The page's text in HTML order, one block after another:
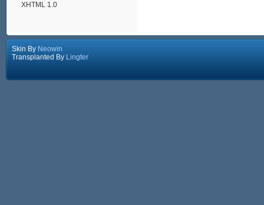
XHTML 1.0
Skin By Neowin
Transplanted By Lingter